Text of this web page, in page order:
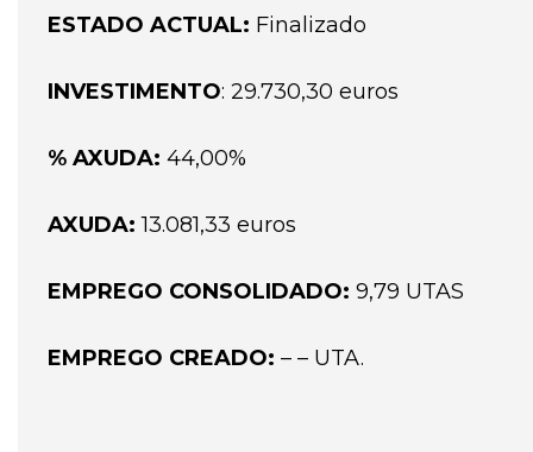
ESTADO ACTUAL: Finalizado
INVESTIMENTO: 29.730,30 euros
% AXUDA: 44,00%
AXUDA:13.081,33 euros
EMPREGO CONSOLIDADO: 9,79 UTAS
EMPREGO CREADO: – – UTA.